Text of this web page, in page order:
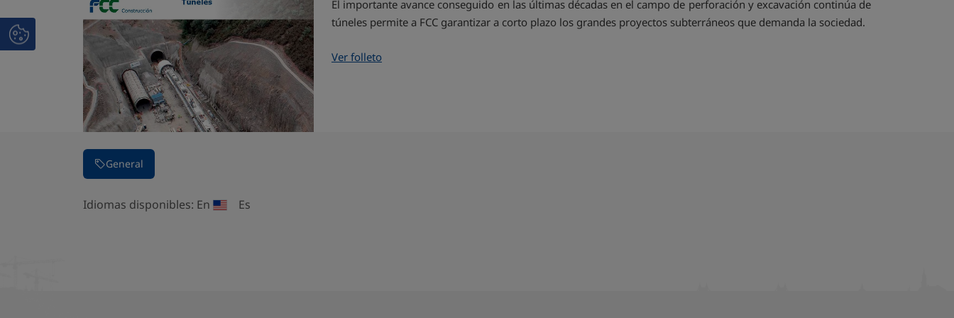
El importante avance conseguido en las últimas décadas en el campo de perforación y excavación continúa de
túneles permite a FCC garantizar a corto plazo los grandes proyectos subterráneos que demanda la sociedad.
Ver folleto
General
Idiomas disponibles: En Es